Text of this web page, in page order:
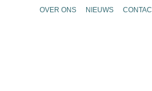
OVER ONS NIEUWS